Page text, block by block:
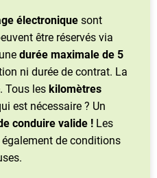
électronique sont
être réservés via
durée maximale de 5
ni durée de contrat. La
Tous les kilomètres
est nécessaire ? Un
conduire valide ! Les
de conditions